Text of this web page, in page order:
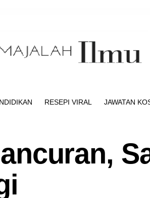
RESEPI VIRAL JAWATAN